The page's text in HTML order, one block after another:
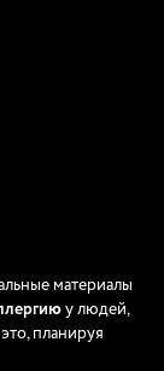
материалы
у людей,
планируя